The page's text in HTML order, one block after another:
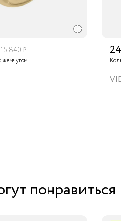
15 840 ₽
жемчугом
понравиться